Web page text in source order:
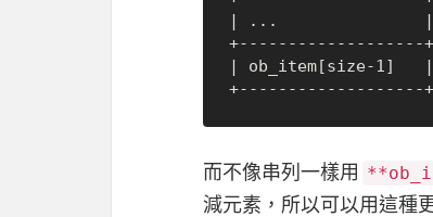
| ...               |
+-------------------+
| ob_item[size-1]   |
而不像串列一樣用
減元素，所以可以用這種